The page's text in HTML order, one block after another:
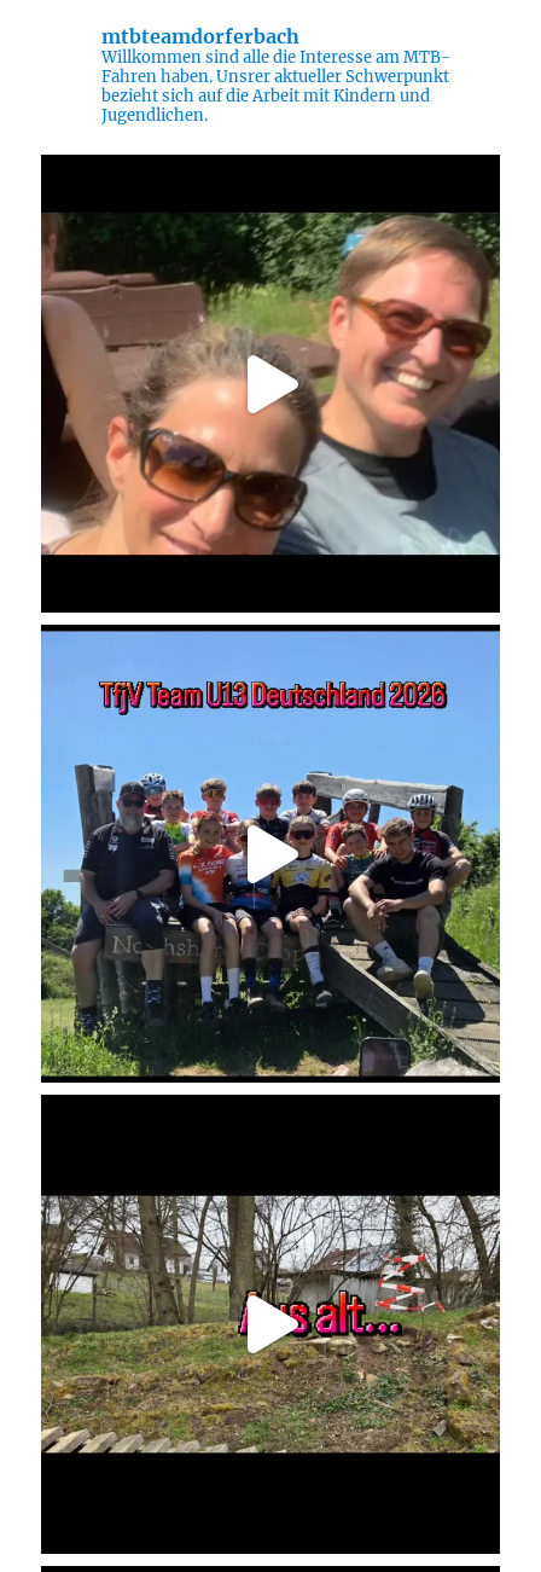
mtbteamdorferbach
Willkommen sind alle die Interesse am MTB-
Fahren haben. Unsrer aktueller Schwerpunkt
bezieht sich auf die Arbeit mit Kindern und
Jugendlichen.